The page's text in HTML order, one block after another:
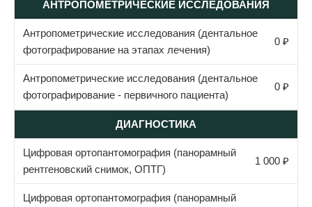
АНТРОПОМЕТРИЧЕСКИЕ ИССЛЕДОВАНИЯ
Антропометрические исследования (дентальное
фотографирование на этапах лечения)
0 ₽
Антропометрические исследования (дентальное
фотографирование - первичного пациента)
0 ₽
ДИАГНОСТИКА
Цифровая ортопантомография (панорамный
рентгеновский снимок, ОПТГ)
1 000 ₽
Цифровая ортопантомография (панорамный